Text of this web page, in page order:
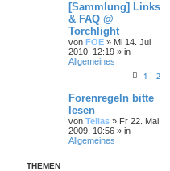
[Sammlung] Links
& FAQ @
Torchlight
von FOE » Mi 14. Jul
2010, 12:19 » in
Allgemeines
1 2
Forenregeln bitte
lesen
von Telias » Fr 22. Mai
2009, 10:56 » in
Allgemeines
THEMEN